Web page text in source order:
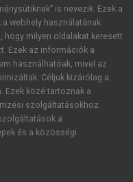
is nevezik. Ezek a
webhely használatának
milyen oldalakat keresett
Ezek az információk a
használhatóak, mivel az
Céljuk kizárólag a
Ezek közé tartoznak a
szolgáltatásokhoz
a
és a közösségi